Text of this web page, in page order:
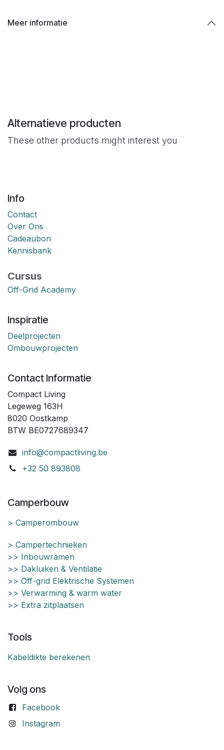
Meer informatie
Alternatieve producten
These other products might interest you
Info
Contact
Over Ons
Cadeaubon
Kennisbank
Cursus
Off-Grid Academy
Inspiratie
Deelprojecten
Ombouwprojecten
Contact Informatie
Compact Living
Legeweg 163H
8020 Oostkamp
BTW BE0727689347
info@compactliving.be
+32 50 893808
Camperbouw
> Camperombouw
> Campertechnieken
>> Inbouwramen
>> Dakluiken & Ventilatie
>> Off-grid Elektrische Systemen
>> Verwarming & warm water
>> Extra zitplaatsen
Tools
Kabeldikte berekenen
Volg ons
Facebook
Instagram